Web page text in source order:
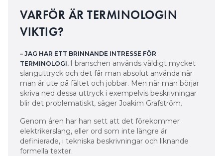
VARFÖR ÄR TERMINOLOGIN
VIKTIG?
– JAG HAR ETT BRINNANDE INTRESSE FÖR
TERMINOLOGI. I branschen används väldigt mycket
slanguttryck och det får man absolut använda när
man är ute på fältet och jobbar. Men när man börjar
skriva ned dessa uttryck i exempelvis beskrivningar
blir det problematiskt, säger Joakim Grafström.
Genom åren har han sett att det förekommer
elektrikerslang, eller ord som inte längre är
definierade, i tekniska beskrivningar och liknande
formella texter.